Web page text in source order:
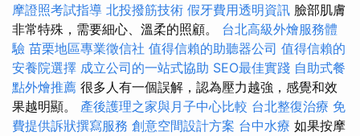
摩證照考試指導 北投撥筋技術 假牙費用透明資訊 臉部肌膚
非常特殊，需要細心、溫柔的照顧。 台北高級外燴服務體
驗 苗栗地區專業徵信社 值得信賴的助聽器公司 值得信賴的
安養院選擇 成立公司的一站式協助 SEO最佳實踐 自助式餐
點外燴推薦 很多人有一個誤解，認為壓力越強，感覺和效
果越明顯。 產後護理之家與月子中心比較 台北整復治療 免
費提供訴狀撰寫服務 創意空間設計方案 台中水療 如果按摩